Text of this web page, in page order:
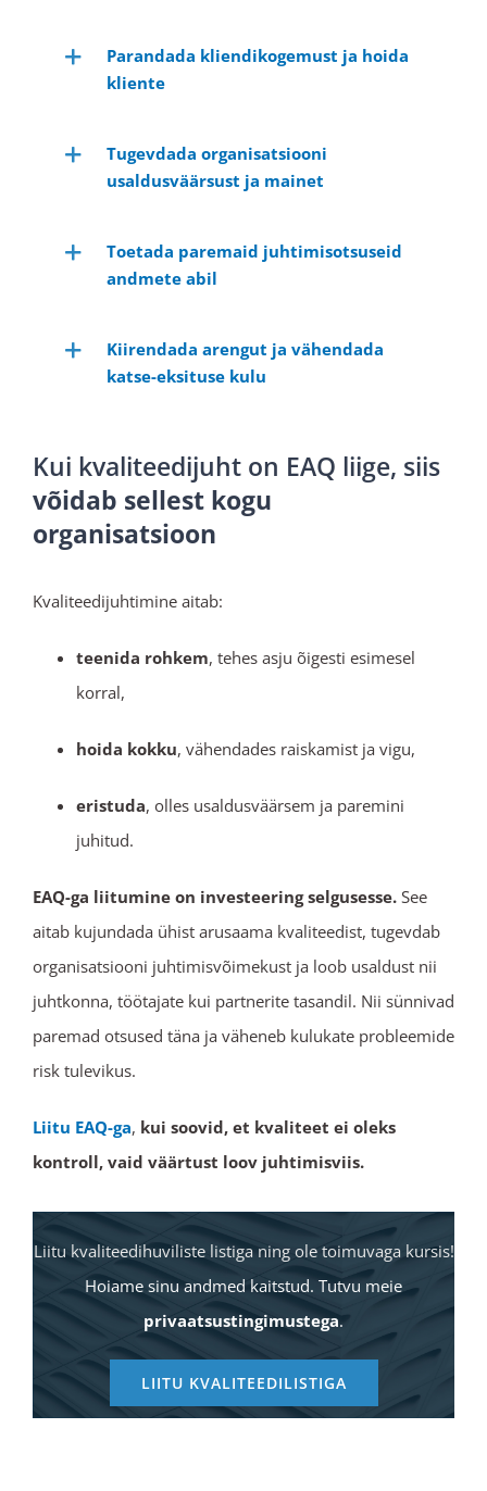
Parandada kliendikogemust ja hoida
kliente
Tugevdada organisatsiooni
usaldusväärsust ja mainet
Toetada paremaid juhtimisotsuseid
andmete abil
Kiirendada arengut ja vähendada
katse-eksituse kulu
Kui kvaliteedijuht on EAQ liige, siis
võidab sellest kogu
organisatsioon
Kvaliteedijuhtimine aitab:
teenida rohkem, tehes asju õigesti esimesel
korral,
hoida kokku, vähendades raiskamist ja vigu,
eristuda, olles usaldusväärsem ja paremini
juhitud.
EAQ-ga liitumine on investeering selgusesse. See
aitab kujundada ühist arusaama kvaliteedist, tugevdab
organisatsiooni juhtimisvõimekust ja loob usaldust nii
juhtkonna, töötajate kui partnerite tasandil. Nii sünnivad
paremad otsused täna ja väheneb kulukate probleemide
risk tulevikus.
Liitu EAQ-ga, kui soovid, et kvaliteet ei oleks
kontroll, vaid väärtust loov juhtimisviis.
Liitu kvaliteedihuviliste listiga ning ole toimuvaga kursis!
Hoiame sinu andmed kaitstud. Tutvu meie
privaatsustingimustega.
LIITU KVALITEEDILISTIGA